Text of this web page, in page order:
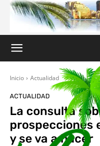
Inicio Actualidad
ACTUALIDAD
La consulta
prospecciones
y se va a hacer